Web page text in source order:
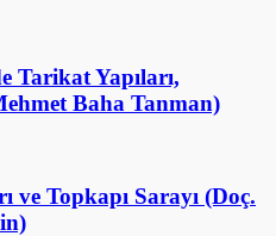
Tarikat Yapıları,
Baha Tanman)
ve Topkapı Sarayı (Doç.